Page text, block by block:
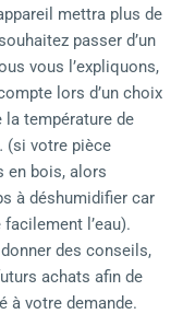
mettra plus de
passer d’un
vous l’expliquons,
lors d’un choix
la température de
(si votre pièce
en bois, alors
à déshumidifier car
l’eau).
des conseils,
achats afin de
à votre demande.